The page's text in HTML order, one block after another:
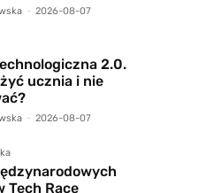
- 2026-08-07
2.0.
ucznia i nie
- 2026-08-07
Tech Race